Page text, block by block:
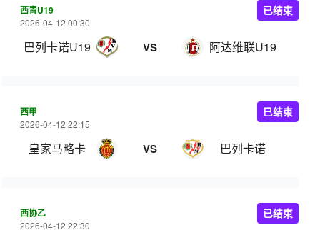
西青U19
2026-04-12 00:30
巴列卡诺U19 VS 阿达维联U19
已结束
西甲
2026-04-12 22:15
皇家马略卡 VS 巴列卡诺
已结束
西协乙
2026-04-12 22:30
已结束